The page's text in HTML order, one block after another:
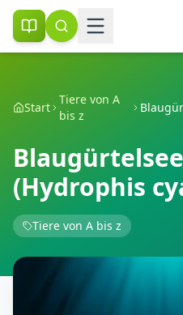
Start
Tiere von A
bis z
(Hydrophis
Tiere von A bis z